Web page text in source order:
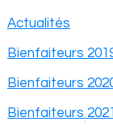
Actualités
Bienfaiteurs
Bienfaiteurs
Bienfaiteurs 2021